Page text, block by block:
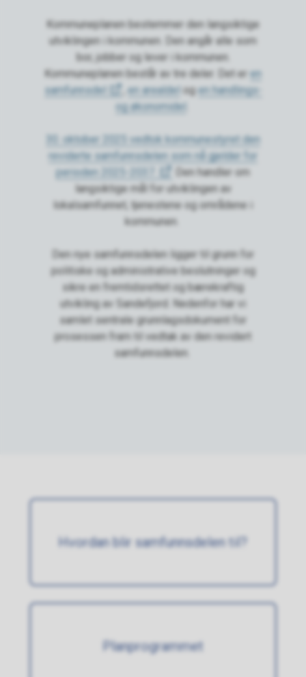
Kommuneplanen bestemmer den langsiktige
utviklingen i kommunen. Den angår alle som
bor, jobber og lever i kommunen.
Kommuneplanen består av tre deler. Det er en
samfunnsdel
en arealdel ogen handlings-
og økonomidel
30. oktober 2025 vedtok kommunestyret den
reviderte samfunnsdelen som nå gjelder for
perioden 2025-2037.
Den handler om
langsiktige mål for utviklingen av
lokalsamfunnet, tjenestene og områdene i
kommunen.
Den nye samfunnsdelen ligger til grunn for
politiske og administrative beslutninger og
sikre en fremtidsrettet og bærekraftig
utvikling av Sandefjord. Nedenfor har vi
samlet sentrale grunnlagsdokument for
prosessen fram til vedtak av den revidert
samfunnsdelen.
Hvordan blir samfunnsdelen til?
Planprogrammet